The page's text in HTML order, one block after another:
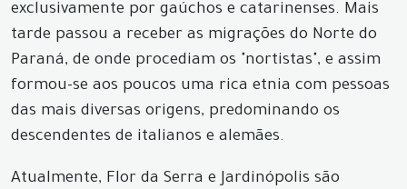
exclusivamente por gaúchos e catarinenses. Mais
tarde passou a receber as migrações do Norte do
Paraná, de onde procediam os "nortistas", e assim
formou-se aos poucos uma rica etnia com pessoas
das mais diversas origens, predominando os
descendentes de italianos e alemães.
Atualmente, Flor da Serra e Jardinópolis são